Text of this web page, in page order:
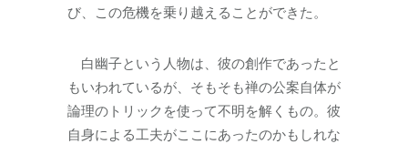
び、この危機を乗り越えることができた。
白幽子という人物は、彼の創作であったと
もいわれているが、そもそも禅の公案自体が
論理のトリックを使って不明を解くもの。彼
自身による工夫がここにあったのかもしれな